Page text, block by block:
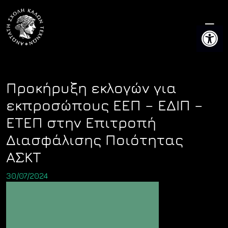
content
Προκήρυξη εκλογών για
εκπροσώπους ΕΕΠ – ΕΔΙΠ –
ΕΤΕΠ στην Επιτροπή
Διασφάλισης Ποιότητας
ΑΣΚΤ
30/07/2024